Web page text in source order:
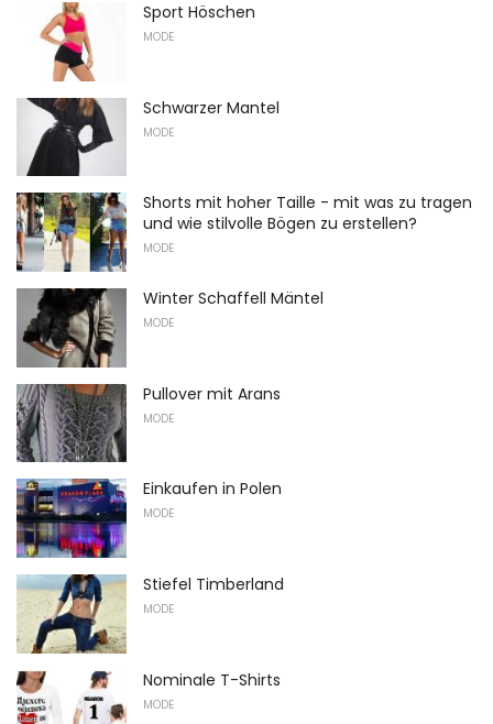
Sport Höschen
MODE
Schwarzer Mantel
MODE
Shorts mit hoher Taille - mit was zu tragen
und wie stilvolle Bögen zu erstellen?
MODE
Winter Schaffell Mäntel
MODE
Pullover mit Arans
MODE
Einkaufen in Polen
MODE
Stiefel Timberland
MODE
Nominale T-Shirts
MODE